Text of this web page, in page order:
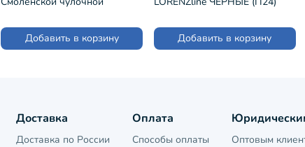
СИНИЕ №3-1 (222С4)
Добавить в корзину
Добавить в корзину
Доставка
Доставка по России
Оплата
Способы оплаты
Оптовым